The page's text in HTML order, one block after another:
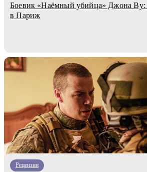
Боевик «Наёмный убийца» Джона Ву:
в Париж
Рецензии